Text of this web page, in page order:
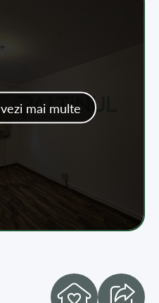
vezi mai multe